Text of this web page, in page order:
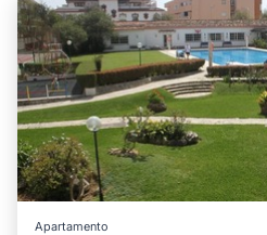
Apartamento